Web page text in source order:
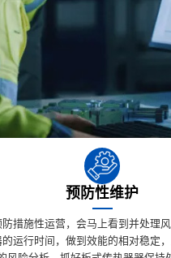
预防性维护
措施性运营，会马上看到并处理
运行时间，做到效能的相对稳定